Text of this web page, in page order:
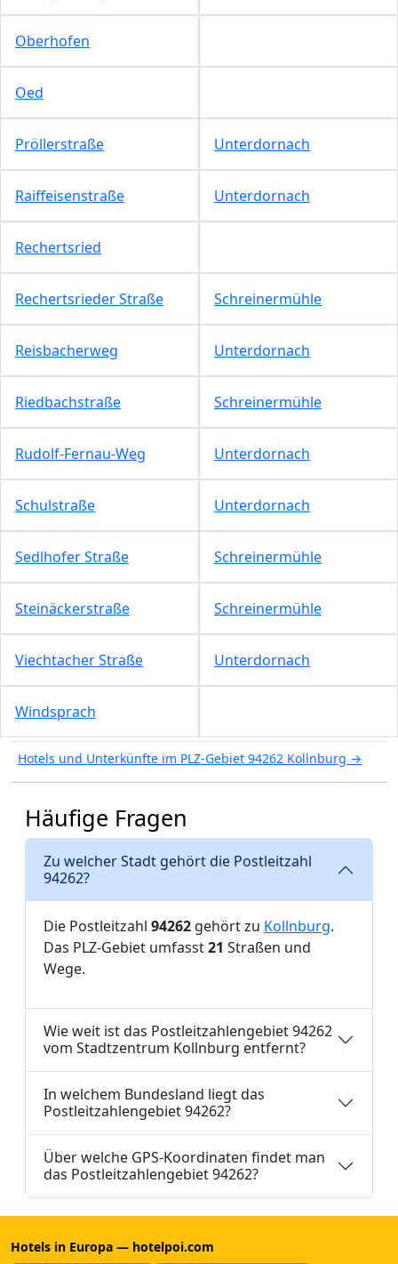
Oberhofen
Oed
Pröllerstraße Unterdornach
Raiffeisenstraße Unterdornach
Rechertsried
Rechertsrieder Straße Schreinermühle
Reisbacherweg Unterdornach
Riedbachstraße Schreinermühle
Rudolf-Fernau-Weg Unterdornach
Schulstraße Unterdornach
Sedlhofer Straße Schreinermühle
Steinäckerstraße Schreinermühle
Viechtacher Straße Unterdornach
Windsprach
Hotels und Unterkünfte im PLZ-Gebiet 94262 Kollnburg →
Häufige Fragen
Zu welcher Stadt gehört die Postleitzahl
94262?
Die Postleitzahl 94262 gehört zu Kollnburg.
Das PLZ-Gebiet umfasst21 Straßen und
Wege.
Wie weit ist das Postleitzahlengebiet 94262
vom Stadtzentrum Kollnburg entfernt?
In welchem Bundesland liegt das
Postleitzahlengebiet 94262?
Über welche GPS-Koordinaten findet man
das Postleitzahlengebiet 94262?
Hotels in Europa — hotelpoi.com